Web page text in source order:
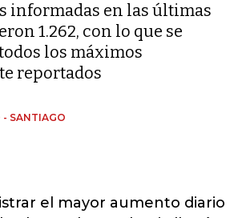
informadas en las últimas
1.262, con lo que se
los máximos
reportados
- SANTIAGO
el mayor aumento diario